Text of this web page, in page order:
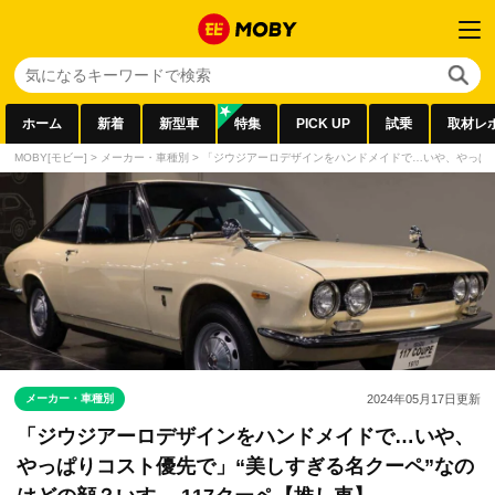
ホーム 新着 新型車 特集 PICK UP 試乗 取材レ
MOBY[モビー] > メーカー・車種別 > 「ジウジアーロデザインをハンドメイドで…いや、やっ
メーカー・車種別 2024年05月17日更新
「ジウジアーロデザインをハンドメイドで…いや、
やっぱりコスト優先で」“美しすぎる名クーペ”なの